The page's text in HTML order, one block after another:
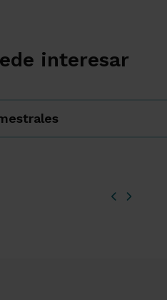
interesar